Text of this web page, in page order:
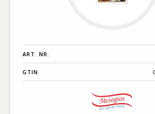
ART. NR.
GTIN